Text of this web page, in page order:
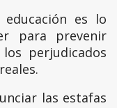
es lo
para prevenir
perjudicados
las estafas